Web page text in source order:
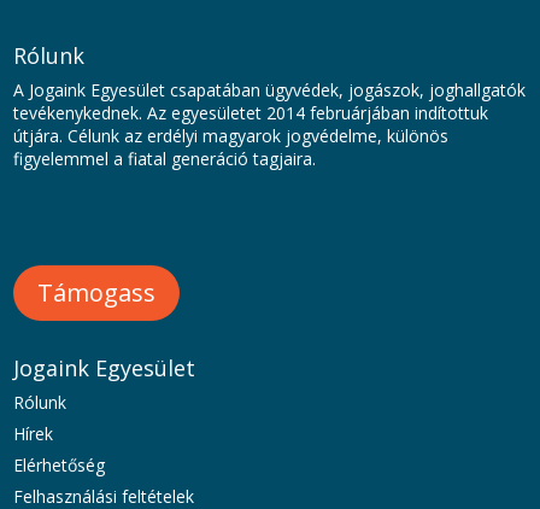
Rólunk
A Jogaink Egyesület csapatában ügyvédek, jogászok, joghallgatók
tevékenykednek. Az egyesületet 2014 februárjában indítottuk
útjára. Célunk az erdélyi magyarok jogvédelme, különös
figyelemmel a fiatal generáció tagjaira.
Támogass
Jogaink Egyesület
Rólunk
Hírek
Elérhetőség
Felhasználási feltételek